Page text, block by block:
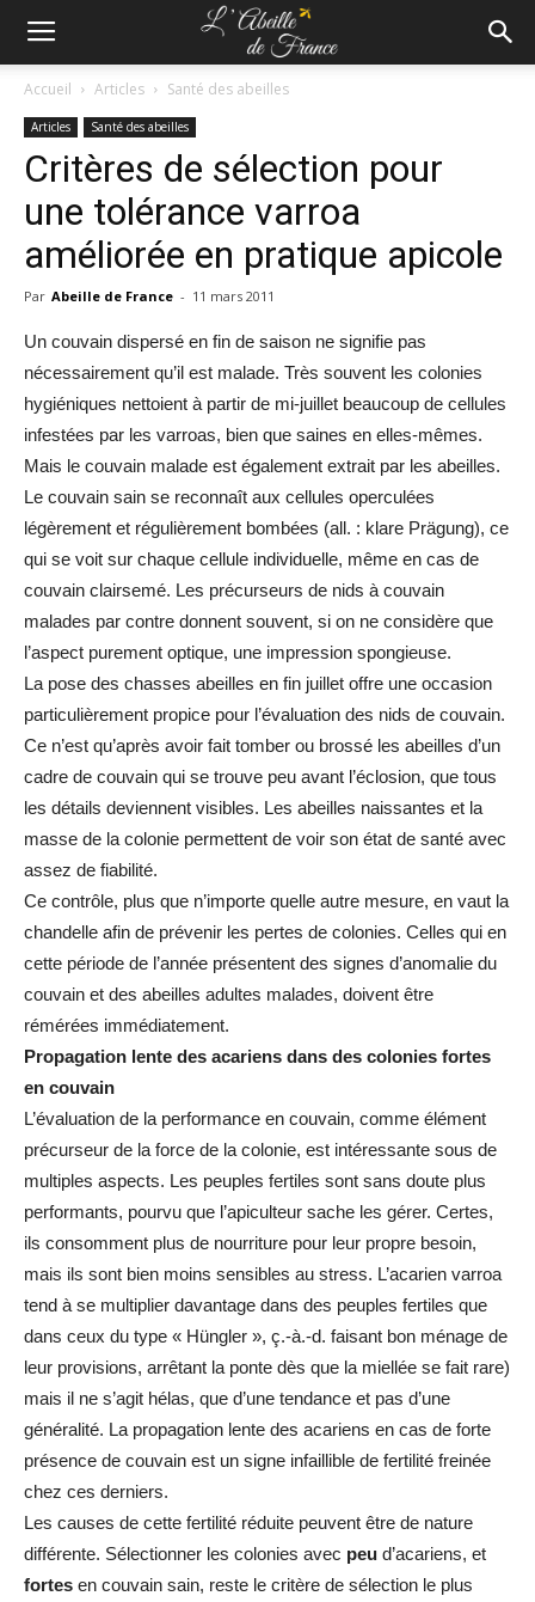
Accueil Articles Santé des abeilles
Articles Santé des abeilles
Critères de sélection pour
une tolérance varroa
améliorée en pratique apicole
Par Abeille de France - 11 mars 2011
Un couvain dispersé en fin de saison ne signifie pas
nécessairement qu’il est malade. Très souvent les colonies
hygiéniques nettoient à partir de mi-juillet beaucoup de cellules
infestées par les varroas, bien que saines en elles-mêmes.
Mais le couvain malade est également extrait par les abeilles.
Le couvain sain se reconnaît aux cellules operculées
légèrement et régulièrement bombées (all. : klare Prägung), ce
qui se voit sur chaque cellule individuelle, même en cas de
couvain clairsemé. Les précurseurs de nids à couvain
malades par contre donnent souvent, si on ne considère que
l’aspect purement optique, une impression spongieuse.
La pose des chasses abeilles en fin juillet offre une occasion
particulièrement propice pour l’évaluation des nids de couvain.
Ce n’est qu’après avoir fait tomber ou brossé les abeilles d’un
cadre de couvain qui se trouve peu avant l’éclosion, que tous
les détails deviennent visibles. Les abeilles naissantes et la
masse de la colonie permettent de voir son état de santé avec
assez de fiabilité.
Ce contrôle, plus que n’importe quelle autre mesure, en vaut la
chandelle afin de prévenir les pertes de colonies. Celles qui en
cette période de l’année présentent des signes d’anomalie du
couvain et des abeilles adultes malades, doivent être
rémérées immédiatement.
Propagation lente des acariens dans des colonies fortes
en couvain
L’évaluation de la performance en couvain, comme élément
précurseur de la force de la colonie, est intéressante sous de
multiples aspects. Les peuples fertiles sont sans doute plus
performants, pourvu que l’apiculteur sache les gérer. Certes,
ils consomment plus de nourriture pour leur propre besoin,
mais ils sont bien moins sensibles au stress. L’acarien varroa
tend à se multiplier davantage dans des peuples fertiles que
dans ceux du type « Hüngler », ç.-à.-d. faisant bon ménage de
leur provisions, arrêtant la ponte dès que la miellée se fait rare)
mais il ne s’agit hélas, que d’une tendance et pas d’une
généralité. La propagation lente des acariens en cas de forte
présence de couvain est un signe infaillible de fertilité freinée
chez ces derniers.
Les causes de cette fertilité réduite peuvent être de nature
différente. Sélectionner les colonies avec peu d’acariens, et
fortes en couvain sain, reste le critère de sélection le plus